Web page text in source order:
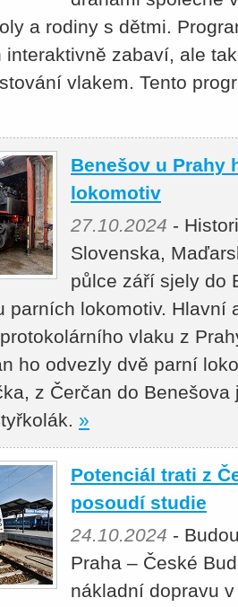
a rodiny s dětmi.
interaktivně zabaví, ale
vlakem. Tento
Benešov u Prahy
lokomotiv
27.10.2024 -
Slovenska,
půlce září sjely do
parních lokomotiv. Hlavní
vlaku z
ho odvezly dvě parní
z Čerčan do
»
Potenciál trati z
posoudí studie
24.10.2024 -
Praha – České
nákladní dopravu